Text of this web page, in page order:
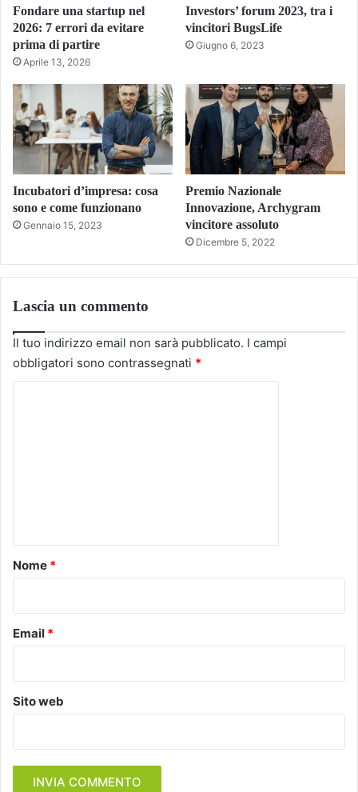
Fondare una startup nel
2026: 7 errori da evitare
prima di partire
Aprile 13, 2026
Investors’ forum 2023, tra i
vincitori BugsLife
Giugno 6, 2023
Incubatori d’impresa: cosa
sono e come funzionano
Gennaio 15, 2023
Premio Nazionale
Innovazione, Archygram
vincitore assoluto
Dicembre 5, 2022
Lascia un commento
Il tuo indirizzo email non sarà pubblicato. I campi
obbligatori sono contrassegnati *
o
Nome *
Email *
Sito web